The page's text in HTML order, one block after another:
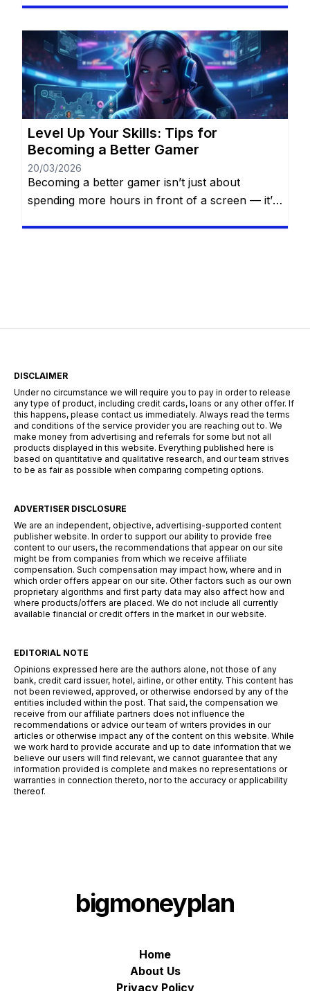
what makes the difference between an average
experience and an unforgettable one. With
Robux, you can: ✅ Buy exclusive outfits and
accessories to make […]
Level Up Your Skills: Tips for
Becoming a Better Gamer
20/03/2026
Becoming a better gamer isn’t just about
spending more hours in front of a screen — it’s
mindset. In […]
DISCLAIMER
Under no circumstance we will require you to pay in order to release
any type of product, including credit cards, loans or any other offer. If
this happens, please contact us immediately. Always read the terms
and conditions of the service provider you are reaching out to. We
make money from advertising and referrals for some but not all
products displayed in this website. Everything published here is
based on quantitative and qualitative research, and our team strives
to be as fair as possible when comparing competing options.
ADVERTISER DISCLOSURE
We are an independent, objective, advertising-supported content
publisher website. In order to support our ability to provide free
content to our users, the recommendations that appear on our site
might be from companies from which we receive affiliate
compensation. Such compensation may impact how, where and in
which order offers appear on our site. Other factors such as our own
proprietary algorithms and first party data may also affect how and
where products/offers are placed. We do not include all currently
available financial or credit offers in the market in our website.
EDITORIAL NOTE
Opinions expressed here are the authors alone, not those of any
bank, credit card issuer, hotel, airline, or other entity. This content has
not been reviewed, approved, or otherwise endorsed by any of the
entities included within the post. That said, the compensation we
receive from our affiliate partners does not influence the
recommendations or advice our team of writers provides in our
articles or otherwise impact any of the content on this website. While
we work hard to provide accurate and up to date information that we
believe our users will find relevant, we cannot guarantee that any
information provided is complete and makes no representations or
warranties in connection thereto, nor to the accuracy or applicability
thereof.
bigmoneyplan
Home
About Us
Privacy Policy